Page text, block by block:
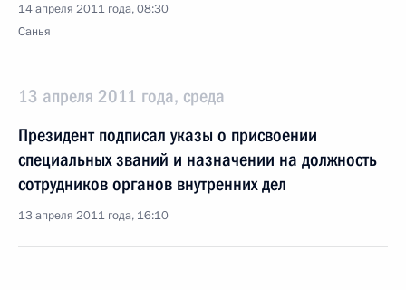
14 апреля 2011 года, 08:30
Санья
13 апреля 2011 года, среда
Президент подписал указы о присвоении
специальных званий и назначении на должность
сотрудников органов внутренних дел
13 апреля 2011 года, 16:10